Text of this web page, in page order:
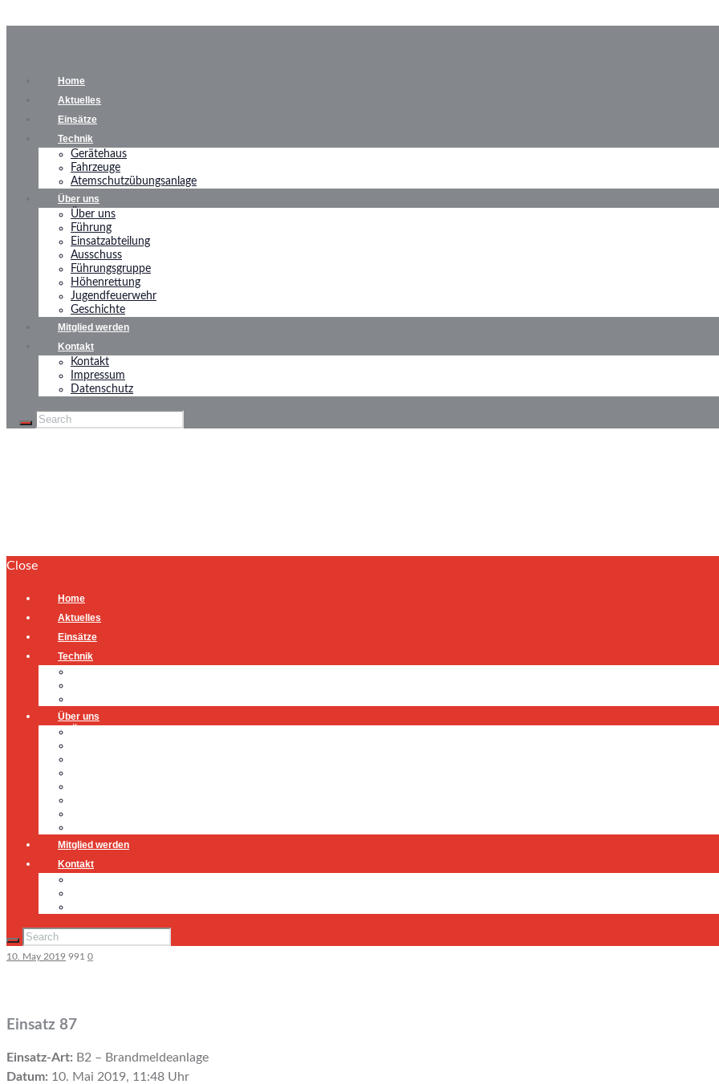
Home
Aktuelles
Einsätze
Technik
Gerätehaus
Fahrzeuge
Atemschutzübungsanlage
Über uns
Über uns
Führung
Einsatzabteilung
Ausschuss
Führungsgruppe
Höhenrettung
Jugendfeuerwehr
Geschichte
Mitglied werden
Kontakt
Kontakt
Impressum
Datenschutz
Close
Home
Aktuelles
Einsätze
Technik
Über uns
Mitglied werden
Kontakt
10. May 2019 991 0
Einsatz 87
Einsatz-Art: B2 – Brandmeldeanlage
Datum: 10. Mai 2019, 11:48 Uhr